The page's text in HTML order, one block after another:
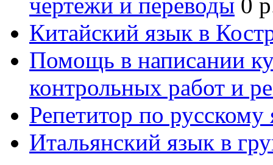
Китайский язык в
Помощь в написании
контрольных работ и
Репетитор по русскому
Итальянский язык в